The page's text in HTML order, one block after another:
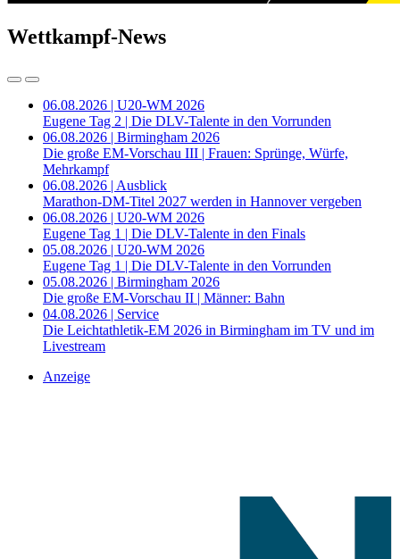
Wettkampf-News
06.08.2026 | U20-WM 2026
Eugene Tag 2 | Die DLV-Talente in den Vorrunden
06.08.2026 | Birmingham 2026
Die große EM-Vorschau III | Frauen: Sprünge, Würfe,
Mehrkampf
06.08.2026 | Ausblick
Marathon-DM-Titel 2027 werden in Hannover vergeben
06.08.2026 | U20-WM 2026
Eugene Tag 1 | Die DLV-Talente in den Finals
05.08.2026 | U20-WM 2026
Eugene Tag 1 | Die DLV-Talente in den Vorrunden
05.08.2026 | Birmingham 2026
Die große EM-Vorschau II | Männer: Bahn
04.08.2026 | Service
Die Leichtathletik-EM 2026 in Birmingham im TV und im
Livestream
Anzeige